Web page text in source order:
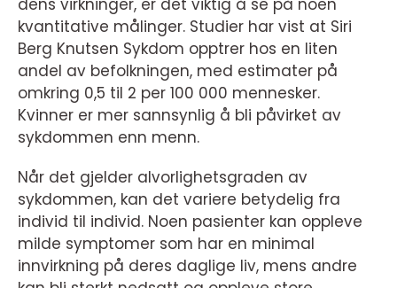
dens virkninger, er det viktig å se på noen
kvantitative målinger. Studier har vist at Siri
Berg Knutsen Sykdom opptrer hos en liten
andel av befolkningen, med estimater på
omkring 0,5 til 2 per 100 000 mennesker.
Kvinner er mer sannsynlig å bli påvirket av
sykdommen enn menn.
Når det gjelder alvorlighetsgraden av
sykdommen, kan det variere betydelig fra
individ til individ. Noen pasienter kan oppleve
milde symptomer som har en minimal
innvirkning på deres daglige liv, mens andre